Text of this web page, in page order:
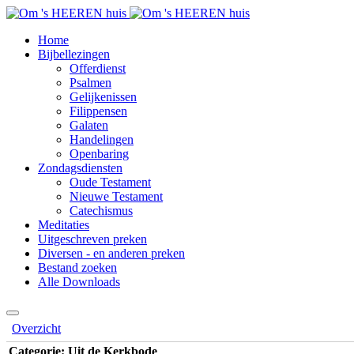
Home
Bijbellezingen
Offerdienst
Psalmen
Gelijkenissen
Filippensen
Galaten
Handelingen
Openbaring
Zondagsdiensten
Oude Testament
Nieuwe Testament
Catechismus
Meditaties
Uitgeschreven preken
Diversen - en anderen preken
Bestand zoeken
Alle Downloads
Overzicht
Categorie: Uit de Kerkbode